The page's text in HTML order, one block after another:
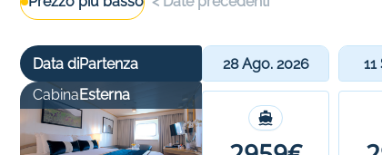
Data diPartenza
CabinaEsterna
28 Ago. 2026 11